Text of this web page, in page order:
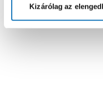
Kizárólag az